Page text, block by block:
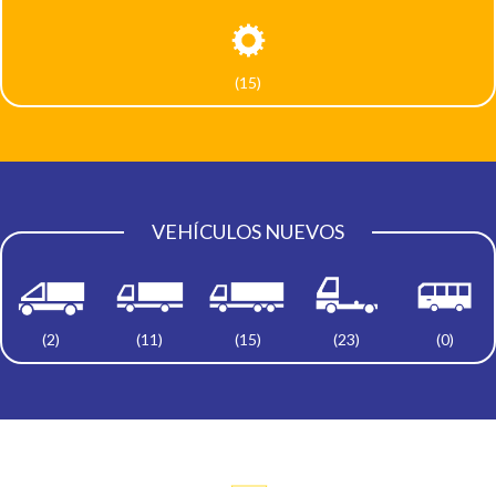
(15)
VEHÍCULOS NUEVOS
(2) (11) (15) (23) (0)